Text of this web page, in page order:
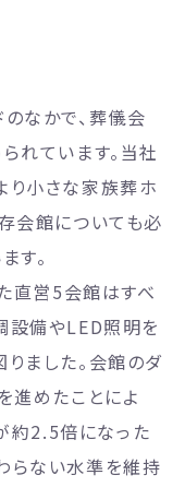
なかで、葬儀会
れています。当社
り小さな家族葬ホ
会館についても必
す。
直営5会館はすべ
設備やLED照明を
ました。会館のダ
進めたことによ
約2.5倍になった
らない水準を維持